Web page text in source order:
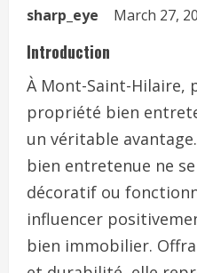
sharp_eye March 27,
Introduction
À Mont-Saint-Hilaire,
propriété bien
un véritable
bien entretenue ne
décoratif ou
influencer
bien immobilier.